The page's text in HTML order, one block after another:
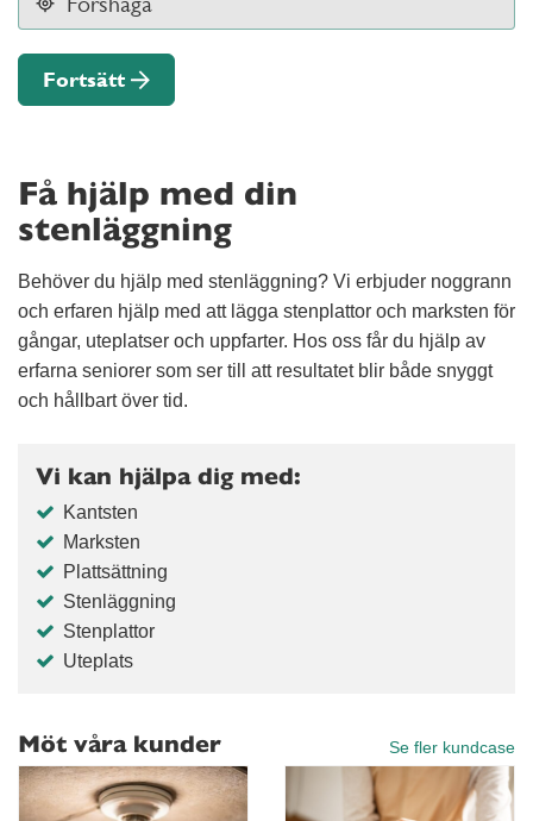
Fortsätt
Få hjälp med din
stenläggning
Behöver du hjälp med stenläggning? Vi erbjuder noggrann
och erfaren hjälp med att lägga stenplattor och marksten för
gångar, uteplatser och uppfarter. Hos oss får du hjälp av
erfarna seniorer som ser till att resultatet blir både snyggt
och hållbart över tid.
Vi kan hjälpa dig med:
Kantsten
Marksten
Plattsättning
Stenläggning
Stenplattor
Uteplats
Möt våra kunder Se fler kundcase